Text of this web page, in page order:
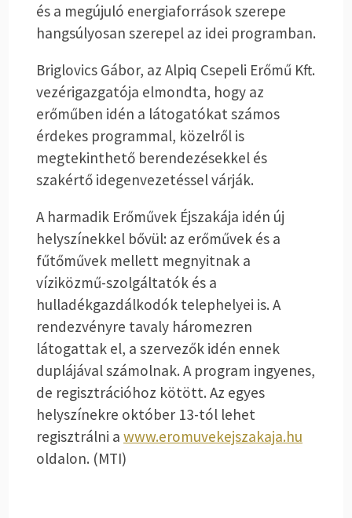
és a megújuló energiaforrások szerepe
hangsúlyosan szerepel az idei programban.
Briglovics Gábor, az Alpiq Csepeli Erőmű Kft.
vezérigazgatója elmondta, hogy az
erőműben idén a látogatókat számos
érdekes programmal, közelről is
megtekinthető berendezésekkel és
szakértő idegenvezetéssel várják.
A harmadik Erőművek Éjszakája idén új
helyszínekkel bővül: az erőművek és a
fűtőművek mellett megnyitnak a
víziközmű-szolgáltatók és a
hulladékgazdálkodók telephelyei is. A
rendezvényre tavaly háromezren
látogattak el, a szervezők idén ennek
duplájával számolnak. A program ingyenes,
de regisztrációhoz kötött. Az egyes
helyszínekre október 13-tól lehet
regisztrálni a www.eromuvekejszakaja.hu
oldalon. (MTI)